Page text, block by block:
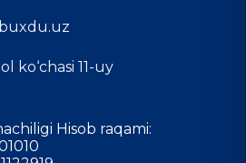
ko‘chasi 11-uy
Hisob raqami: